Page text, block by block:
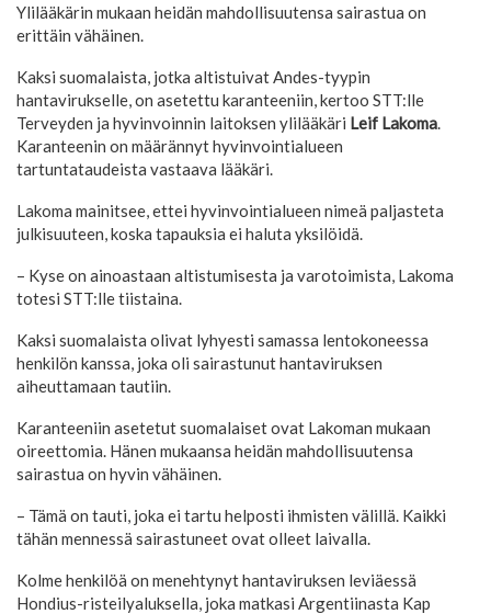
Ylilääkärin mukaan heidän mahdollisuutensa sairastua on
erittäin vähäinen.
Kaksi suomalaista, jotka altistuivat Andes-tyypin
hantavirukselle, on asetettu karanteeniin, kertoo STT:lle
Terveyden ja hyvinvoinnin laitoksen ylilääkäri Leif Lakoma.
Karanteenin on määrännyt hyvinvointialueen
tartuntataudeista vastaava lääkäri.
Lakoma mainitsee, ettei hyvinvointialueen nimeä paljasteta
julkisuuteen, koska tapauksia ei haluta yksilöidä.
– Kyse on ainoastaan altistumisesta ja varotoimista, Lakoma
totesi STT:lle tiistaina.
Kaksi suomalaista olivat lyhyesti samassa lentokoneessa
henkilön kanssa, joka oli sairastunut hantaviruksen
aiheuttamaan tautiin.
Karanteeniin asetetut suomalaiset ovat Lakoman mukaan
oireettomia. Hänen mukaansa heidän mahdollisuutensa
sairastua on hyvin vähäinen.
– Tämä on tauti, joka ei tartu helposti ihmisten välillä. Kaikki
tähän mennessä sairastuneet ovat olleet laivalla.
Kolme henkilöä on menehtynyt hantaviruksen leviäessä
Hondius-risteilyaluksella, joka matkasi Argentiinasta Kap